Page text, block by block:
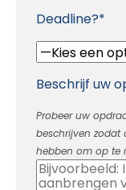
Deadline?*
Beschrijf uw
Probeer uw
beschrijven zodat
hebben om op te